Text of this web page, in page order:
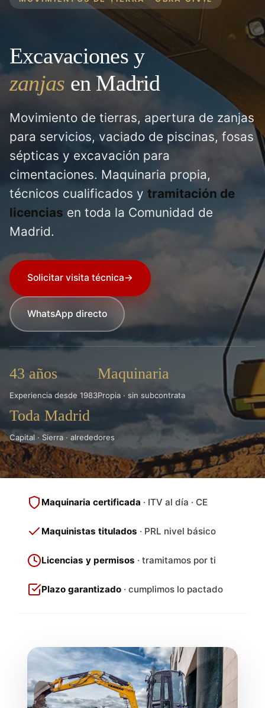
Excavaciones y
zanjas en Madrid
Movimiento de tierras, apertura de zanjas
para servicios, vaciado de piscinas, fosas
sépticas y excavación para
cimentaciones. Maquinaria propia,
técnicos cualificados y tramitación de
licencias en toda la Comunidad de
Madrid.
Solicitar visita técnica→
WhatsApp directo
43 años
Experiencia desde 1983
Maquinaria
Propia · sin subcontrata
Toda Madrid
Capital · Sierra · alrededores
Maquinaria certificada · ITV al día · CE
Maquinistas titulados · PRL nivel básico
Licencias y permisos · tramitamos por ti
Plazo garantizado · cumplimos lo pactado